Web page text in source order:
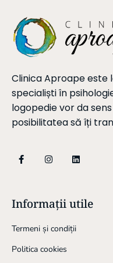
Clinica Aproape este
specialiști în
logopedie vor da
posibilitatea să îți
Informații utile
Termeni și condiții
Politica cookies